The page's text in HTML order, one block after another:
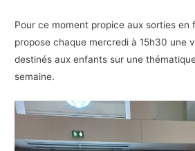
Pour ce moment propice aux sorties en
propose chaque mercredi à 15h30 une
destinés aux enfants sur une
semaine.